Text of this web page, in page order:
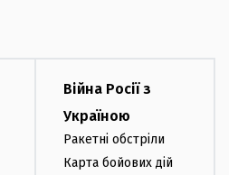
Війна Росії з
Україною
Ракетні обстріли
Карта бойових дій